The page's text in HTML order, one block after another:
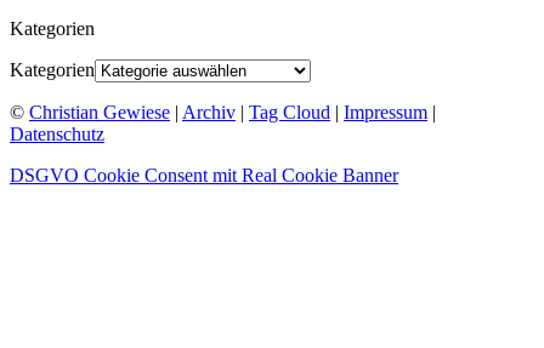
Kategorien
Kategorien
© Christian Gewiese | Archiv | Tag Cloud | Impressum |
Datenschutz
DSGVO Cookie Consent mit Real Cookie Banner